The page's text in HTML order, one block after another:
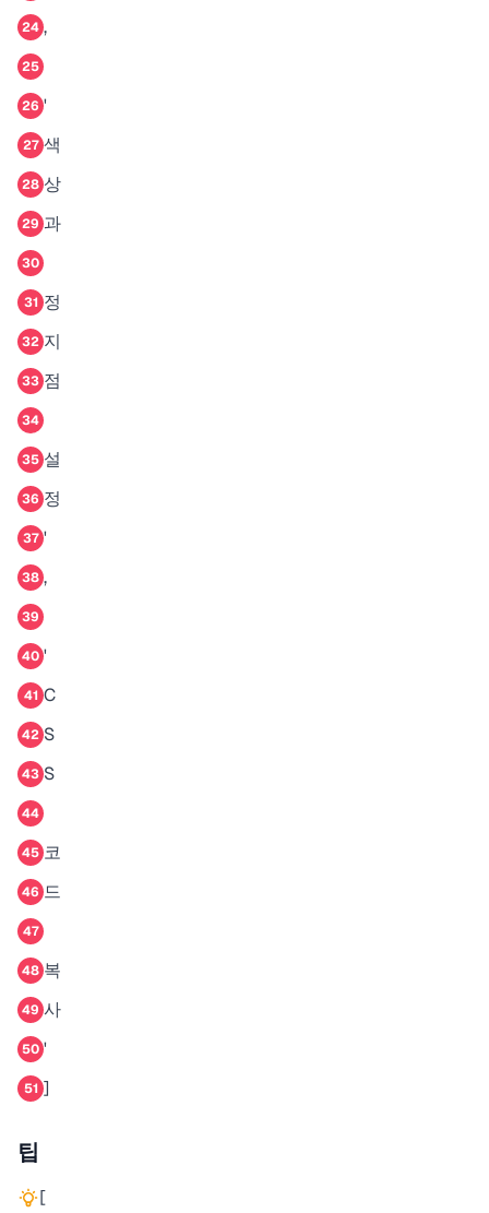
24 ,
25
26 '
27 색
28 상
29 과
30
31 정
32 지
33 점
34
35 설
36 정
37 '
38 ,
39
40 '
41 C
42 S
43 S
44
45 코
46 드
47
48 복
49 사
50 '
51 ]
팁
[